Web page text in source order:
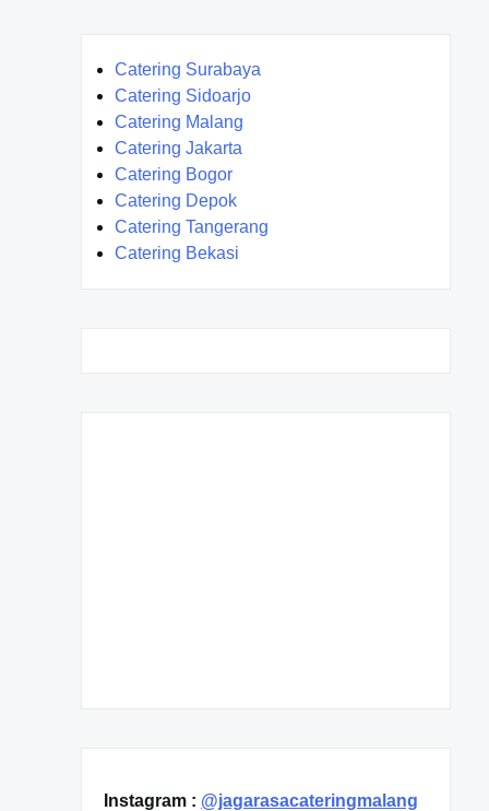
Catering Surabaya
Catering Sidoarjo
Catering Malang
Catering Jakarta
Catering Bogor
Catering Depok
Catering Tangerang
Catering Bekasi
Instagram : @jagarasacateringmalang